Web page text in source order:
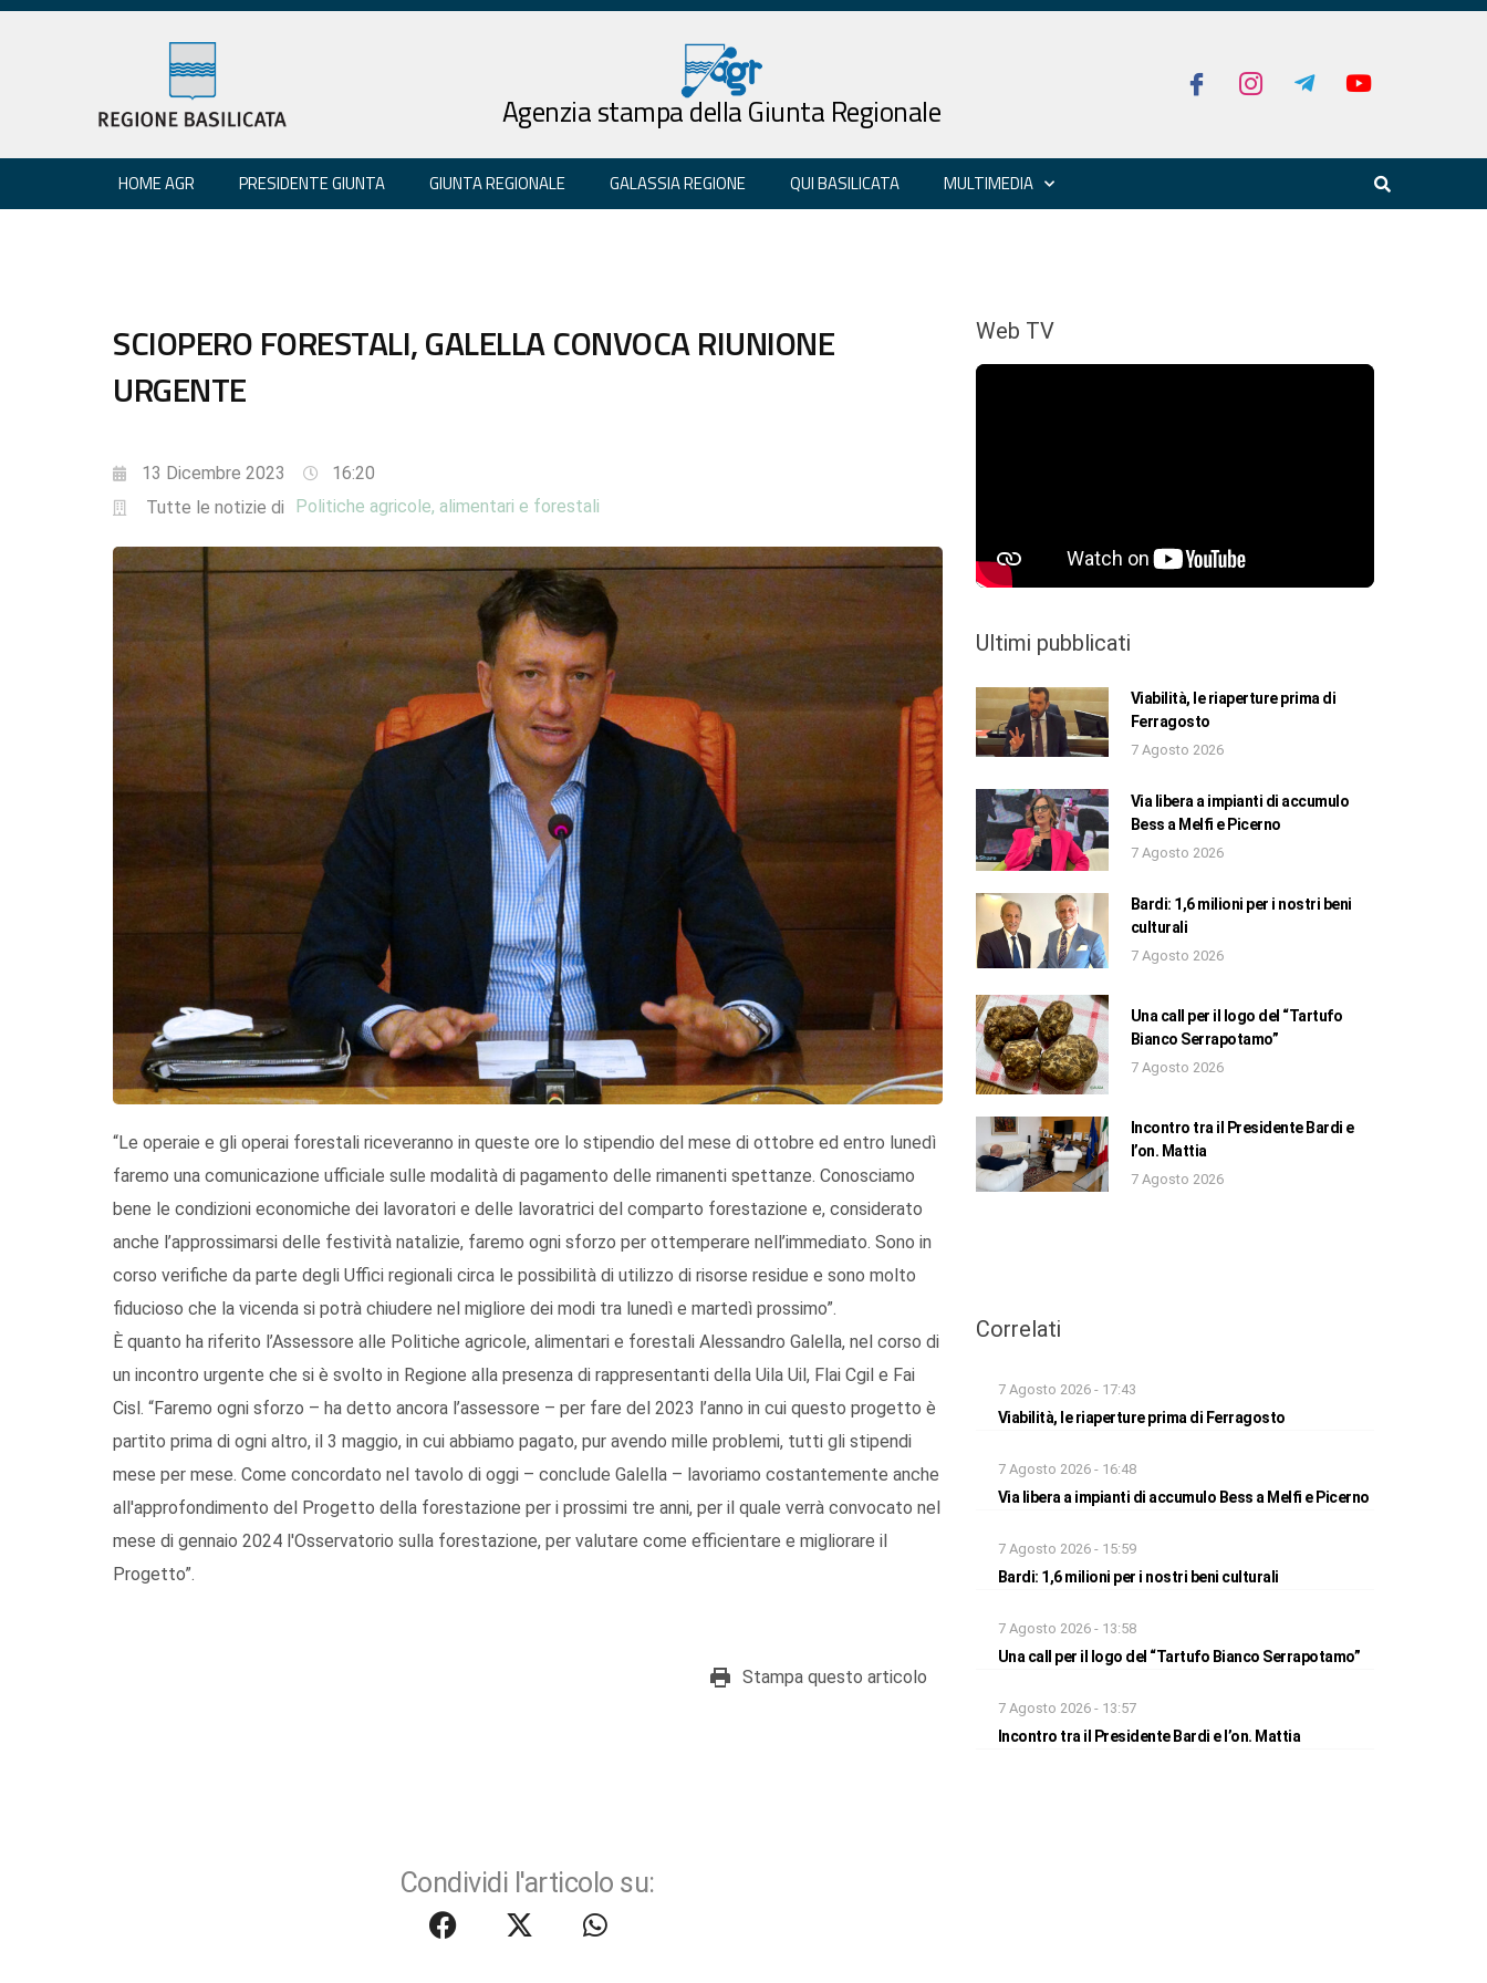
Agenzia stampa della Giunta Regionale
HOME AGR PRESIDENTE GIUNTA GIUNTA REGIONALE GALASSIA REGIONE QUI BASILICATA MULTIMEDIA
SCIOPERO FORESTALI, GALELLA CONVOCA RIUNIONE
URGENTE
13 Dicembre 2023
16:20
Tutte le notizie di
Politiche agricole, alimentari e forestali
“Le operaie e gli operai forestali riceveranno in queste ore lo stipendio del mese di ottobre ed entro lunedì
faremo una comunicazione ufficiale sulle modalità di pagamento delle rimanenti spettanze. Conosciamo
bene le condizioni economiche dei lavoratori e delle lavoratrici del comparto forestazione e, considerato
anche l’approssimarsi delle festività natalizie, faremo ogni sforzo per ottemperare nell’immediato. Sono in
corso verifiche da parte degli Uffici regionali circa le possibilità di utilizzo di risorse residue e sono molto
fiducioso che la vicenda si potrà chiudere nel migliore dei modi tra lunedì e martedì prossimo”.
È quanto ha riferito l’Assessore alle Politiche agricole, alimentari e forestali Alessandro Galella, nel corso di
un incontro urgente che si è svolto in Regione alla presenza di rappresentanti della Uila Uil, Flai Cgil e Fai
Cisl. “Faremo ogni sforzo – ha detto ancora l’assessore – per fare del 2023 l’anno in cui questo progetto è
partito prima di ogni altro, il 3 maggio, in cui abbiamo pagato, pur avendo mille problemi, tutti gli stipendi
mese per mese. Come concordato nel tavolo di oggi – conclude Galella – lavoriamo costantemente anche
all'approfondimento del Progetto della forestazione per i prossimi tre anni, per il quale verrà convocato nel
mese di gennaio 2024 l'Osservatorio sulla forestazione, per valutare come efficientare e migliorare il
Progetto”.
Stampa questo articolo
Condividi l'articolo su:
Web TV
Ultimi pubblicati
Viabilità, le riaperture prima di
Ferragosto
7 Agosto 2026
Via libera a impianti di accumulo
Bess a Melfi e Picerno
7 Agosto 2026
Bardi: 1,6 milioni per i nostri beni
culturali
7 Agosto 2026
Una call per il logo del “Tartufo
Bianco Serrapotamo”
7 Agosto 2026
Incontro tra il Presidente Bardi e
l’on. Mattia
7 Agosto 2026
Correlati
7 Agosto 2026 - 17:43
Viabilità, le riaperture prima di Ferragosto
7 Agosto 2026 - 16:48
Via libera a impianti di accumulo Bess a Melfi e Picerno
7 Agosto 2026 - 15:59
Bardi: 1,6 milioni per i nostri beni culturali
7 Agosto 2026 - 13:58
Una call per il logo del “Tartufo Bianco Serrapotamo”
7 Agosto 2026 - 13:57
Incontro tra il Presidente Bardi e l’on. Mattia